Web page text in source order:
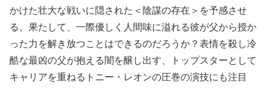
かけた壮大な戦いに隠された＜陰謀の存在＞を予感させ
る。果たして、一際優しく人間味に溢れる彼が父から授か
った力を解き放つことはできるのだろうか？表情を殺し冷
酷な最凶の父が抱える闇を醸し出す、トップスターとして
キャリアを重ねるトニー・レオンの圧巻の演技にも注目